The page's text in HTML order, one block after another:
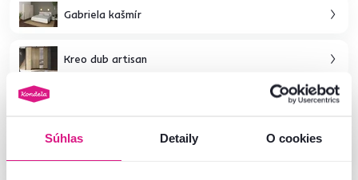
Súhlas Detaily O cookies
Gabriela kašmír
Kreo dub artisan